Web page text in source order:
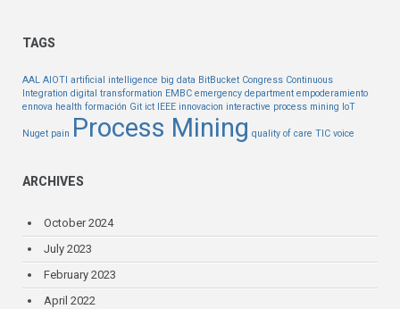
TAGS
AAL AIOTI artificial intelligence big data BitBucket Congress Continuous
Integration digital transformation EMBC emergency department empoderamiento
ennova health formación Git ict IEEE innovacion interactive process mining IoT
Nuget pain Process Mining quality of care TIC voice
ARCHIVES
October 2024
July 2023
February 2023
April 2022